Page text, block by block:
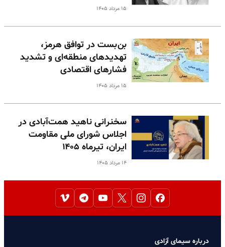
۱۵ مرداد ۱۴۰۵
بن‌بست در توافق هرمز،
تهدیدهای منطقه‌ای و تشدید
فشارهای اقتصادی
۱۵ مرداد ۱۴۰۵
سخنرانی ناهید همت‌آبادی در
اجلاس شورای ملی مقاومت
ایران، تیرماه ۱۴۰۵
۱۴ مرداد ۱۴۰۵
درباره سیمای آزادی